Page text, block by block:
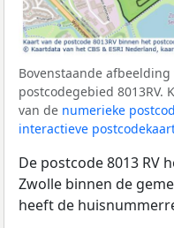
Bovenstaande
postcodegebied 8013RV.
van de numerieke
interactieve
De postcode 8013 RV
Zwolle binnen de
heeft de